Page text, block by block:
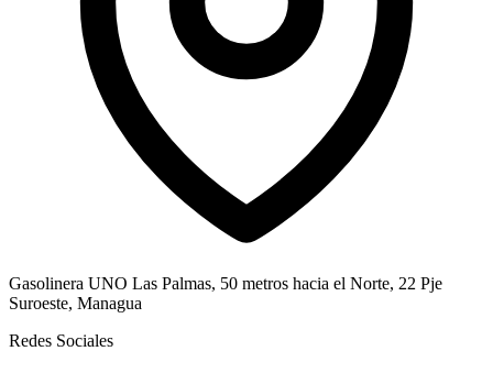
Gasolinera UNO Las Palmas, 50 metros hacia el Norte, 22 Pje
Suroeste, Managua
Redes Sociales